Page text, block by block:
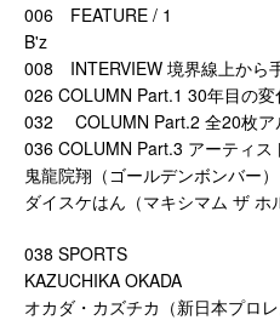
006 FEATURE / 1
B'z
008 INTERVIEW 境界線上から
026 COLUMN Part.1 30年目の変
032 COLUMN Part.2 全20枚ア
036 COLUMN Part.3 アーティス
鬼龍院翔（ゴールデンボンバー）
ダイスケはん（マキシマム ザ ホ
038 SPORTS
KAZUCHIKA OKADA
オカダ・カズチカ（新日本プロレ